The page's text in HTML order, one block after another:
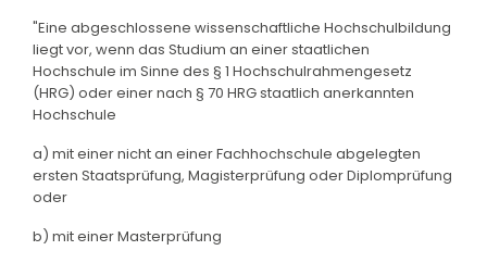
"Eine abgeschlossene wissenschaftliche Hochschulbildung
liegt vor, wenn das Studium an einer staatlichen
Hochschule im Sinne des § 1 Hochschulrahmengesetz
(HRG) oder einer nach § 70 HRG staatlich anerkannten
Hochschule
a) mit einer nicht an einer Fachhochschule abgelegten
ersten Staatsprüfung, Magisterprüfung oder Diplomprüfung
oder
b) mit einer Masterprüfung